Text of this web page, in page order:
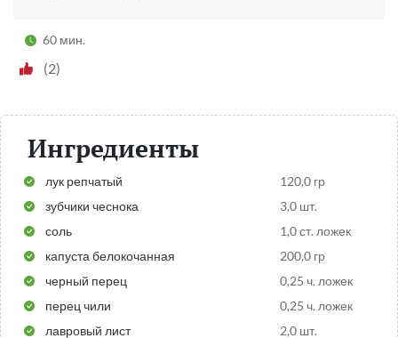
60 мин.
(2)
Ингредиенты
лук репчатый
120,0 гр
зубчики чеснока
3,0 шт.
соль
1,0 ст. ложек
капуста белокочанная
200,0 гр
черный перец
0,25 ч. ложек
перец чили
0,25 ч. ложек
лавровый лист
2,0 шт.